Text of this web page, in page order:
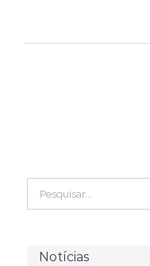
Pesquisar
Notícias